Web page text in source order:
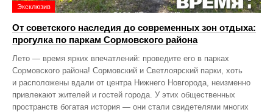
Эксклюзив
От советского наследия до современных зон отдыха:
прогулка по паркам Сормовского района
Лето — время ярких впечатлений: проведите его в парках
Сормовского района! Сормовский и Светлоярский парки, хоть
и расположены вдали от центра Нижнего Новгорода, неизменно
привлекают жителей и гостей города. У этих общественных
пространств богатая история — они стали свидетелями многих